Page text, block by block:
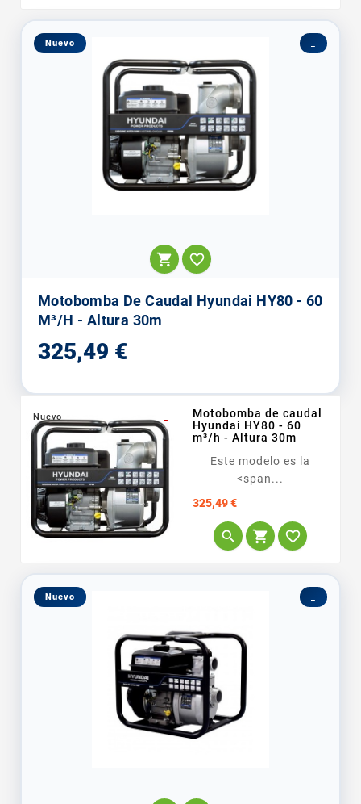
Nuevo
 
Motobomba De Caudal Hyundai HY80 - 60
M³/h - Altura 30m
325,49 €Precio
Nuevo
Motobomba de caudal
Hyundai HY80 - 60
m³/h - Altura 30m
Este modelo es la
<span...
325,49 €Precio
  
Nuevo